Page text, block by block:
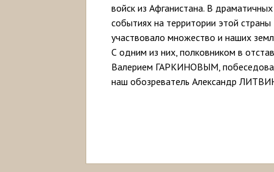
войск из Афганистана. В драматичных
событиях на территории этой страны
участвовало множество и наших
С одним из них, полковником в
Валерием ГАРКИНОВЫМ,
наш обозреватель Александр